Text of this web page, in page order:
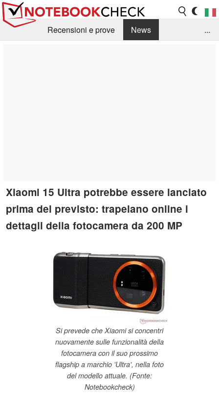
Recensioni e prove
News
...
Xiaomi 15 Ultra potrebbe essere lanciato
prima del previsto: trapelano online i
dettagli della fotocamera da 200 MP
Si prevede che Xiaomi si concentri
nuovamente sulle funzionalità della
fotocamera con il suo prossimo
flagship a marchio 'Ultra', nella foto
del modello attuale. (Fonte:
Notebookcheck)